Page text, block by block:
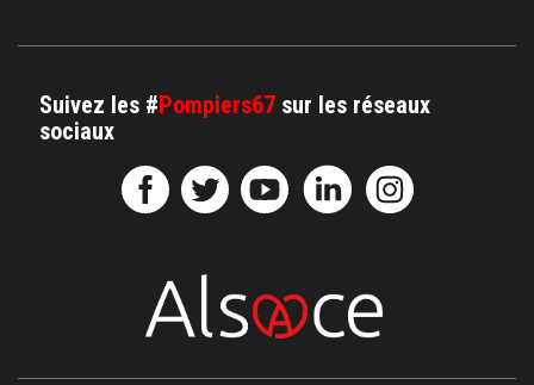
Suivez les #Pompiers67 sur les réseaux
sociaux